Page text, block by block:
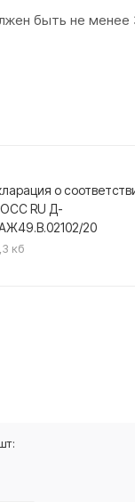
быть не менее
о
RU Д-
20
кб